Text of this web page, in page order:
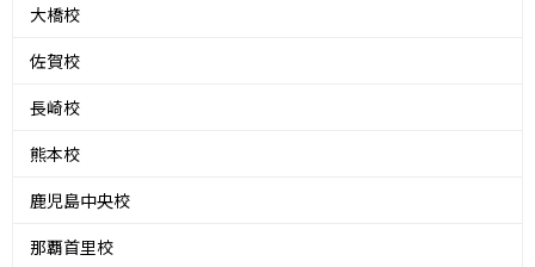
大橋校
佐賀校
長崎校
熊本校
鹿児島中央校
那覇首里校